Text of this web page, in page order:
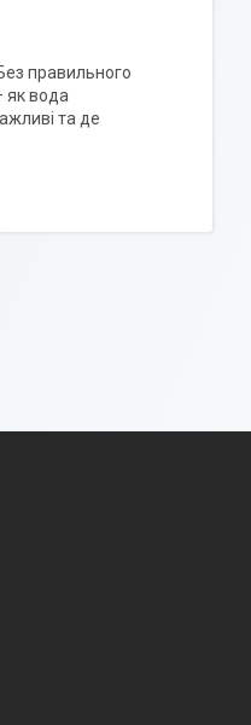
правильного
як вода
та де